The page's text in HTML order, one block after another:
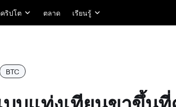
ริปโต ตลาด เรียนรู้
BTC